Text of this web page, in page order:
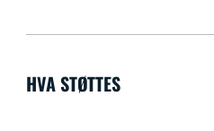
HVA STØTTES